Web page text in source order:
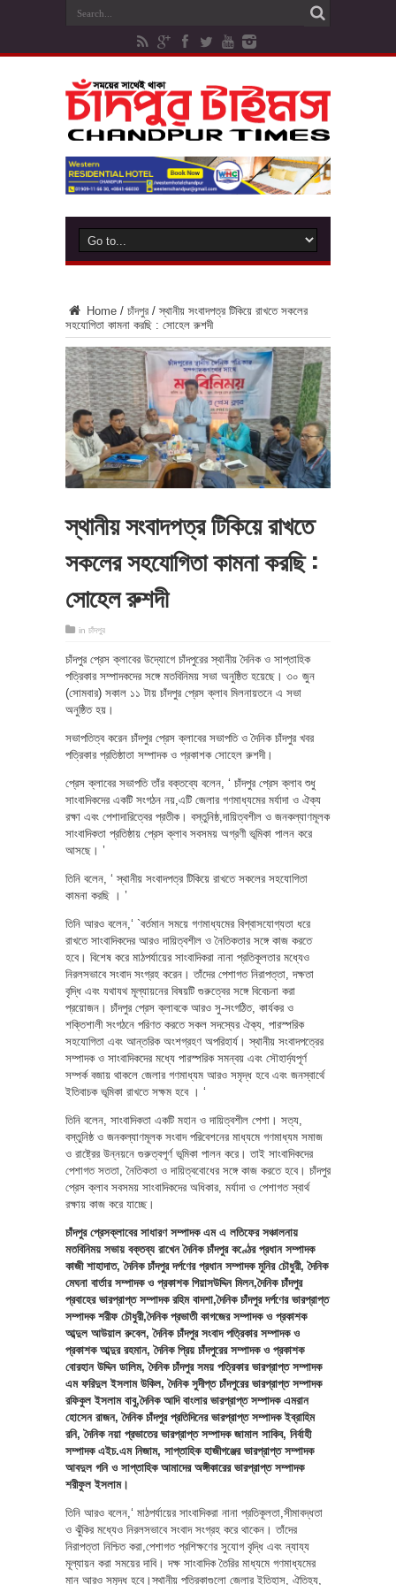
Home / চাঁদপুর / স্থানীয় সংবাদপত্র টিকিয়ে রাখতে সকলের
সহযোগিতা কামনা করছি : সোহেল রুশদী
স্থানীয় সংবাদপত্র টিকিয়ে রাখতে
সকলের সহযোগিতা কামনা করছি :
সোহেল রুশদী
in চাঁদপুর
চাঁদপুর প্রেস ক্লাবের উদ্যোগে চাঁদপুরের স্থানীয় দৈনিক ও সাপ্তাহিক
পত্রিকার সম্পাদকদের সঙ্গে মতবিনিময় সভা অনুষ্ঠিত হয়েছে। ৩০ জুন
(সোমবার) সকাল ১১ টায় চাঁদপুর প্রেস ক্লাব মিলনায়তনে এ সভা
অনুষ্ঠিত হয়।
সভাপতিত্ব করেন চাঁদপুর প্রেস ক্লাবের সভাপতি ও দৈনিক চাঁদপুর খবর
পত্রিকার প্রতিষ্ঠাতা সম্পাদক ও প্রকাশক সোহেল রুশদী।
প্রেস ক্লাবের সভাপতি তাঁর বক্তব্যে বলেন, ‘ চাঁদপুর প্রেস ক্লাব শুধু
সাংবাদিকদের একটি সংগঠন নয়,এটি জেলার গণমাধ্যমের মর্যাদা ও ঐক্য
রক্ষা এবং পেশাদারিত্বের প্রতীক। বস্তুনিষ্ঠ,দায়িত্বশীল ও জনকল্যাণমূলক
সাংবাদিকতা প্রতিষ্ঠায় প্রেস ক্লাব সবসময় অগ্রণী ভূমিকা পালন করে
আসছে। ’
তিনি বলেন, ‘ স্থানীয় সংবাদপত্র টিকিয়ে রাখতে সকলের সহযোগিতা
কামনা করছি । ’
তিনি আরও বলেন,‘ `বর্তমান সময়ে গণমাধ্যমের বিশ্বাসযোগ্যতা ধরে
রাখতে সাংবাদিকদের আরও দায়িত্বশীল ও নৈতিকতার সঙ্গে কাজ করতে
হবে। বিশেষ করে মাঠপর্যায়ের সাংবাদিকরা নানা প্রতিকূলতার মধ্যেও
নিরলসভাবে সংবাদ সংগ্রহ করেন। তাঁদের পেশাগত নিরাপত্তা, দক্ষতা
বৃদ্ধি এবং যথাযথ মূল্যায়নের বিষয়টি গুরুত্বের সঙ্গে বিবেচনা করা
প্রয়োজন। চাঁদপুর প্রেস ক্লাবকে আরও সু-সংগঠিত, কার্যকর ও
শক্তিশালী সংগঠনে পরিণত করতে সকল সদস্যের ঐক্য, পারস্পরিক
সহযোগিতা এবং আন্তরিক অংশগ্রহণ অপরিহার্য। স্থানীয় সংবাদপত্রের
সম্পাদক ও সাংবাদিকদের মধ্যে পারস্পরিক সমন্বয় এবং সৌহার্দ্যপূর্ণ
সম্পর্ক বজায় থাকলে জেলার গণমাধ্যম আরও সমৃদ্ধ হবে এবং জনস্বার্থে
ইতিবাচক ভূমিকা রাখতে সক্ষম হবে । ‘
তিনি বলেন, সাংবাদিকতা একটি মহান ও দায়িত্বশীল পেশা। সত্য,
বস্তুনিষ্ঠ ও জনকল্যাণমূলক সংবাদ পরিবেশনের মাধ্যমে গণমাধ্যম সমাজ
ও রাষ্ট্রের উন্নয়নে গুরুত্বপূর্ণ ভূমিকা পালন করে। তাই সাংবাদিকদের
পেশাগত সততা, নৈতিকতা ও দায়িত্ববোধের সঙ্গে কাজ করতে হবে। চাঁদপুর
প্রেস ক্লাব সবসময় সাংবাদিকদের অধিকার, মর্যাদা ও পেশাগত স্বার্থ
রক্ষায় কাজ করে যাচ্ছে।
চাঁদপুর প্রেসক্লাবের সাধারণ সম্পাদক এম এ লতিফের সঞ্চালনায়
মতবিনিময় সভায় বক্তব্য রাখেন দৈনিক চাঁদপুর কণ্ঠের প্রধান সম্পাদক
কাজী শাহাদাত, দৈনিক চাঁদপুর দর্পণের প্রধান সম্পাদক মুনির চৌধুরী, দৈনিক
মেঘনা বার্তার সম্পাদক ও প্রকাশক গিয়াসউদ্দিন মিলন,দৈনিক চাঁদপুর
প্রবাহের ভারপ্রাপ্ত সম্পাদক রহিম বাদশা,দৈনিক চাঁদপুর দর্পণের ভারপ্রাপ্ত
সম্পাদক শরীফ চৌধুরী,দৈনিক প্রভাতী কাগজের সম্পাদক ও প্রকাশক
আব্দুল আউয়াল রুবেল, দৈনিক চাঁদপুর সংবাদ পত্রিকার সম্পাদক ও
প্রকাশক আব্দুর রহমান, দৈনিক প্রিয় চাঁদপুরের সম্পাদক ও প্রকাশক
বোরহান উদ্দিন ডালিম, দৈনিক চাঁদপুর সময় পত্রিকার ভারপ্রাপ্ত সম্পাদক
এম ফরিদুল ইসলাম উকিল, দৈনিক সুদীপ্ত চাঁদপুরের ভারপ্রাপ্ত সম্পাদক
রফিকুল ইসলাম বাবু,দৈনিক আদি বাংলার ভারপ্রাপ্ত সম্পাদক এমরান
হোসেন রাজন, দৈনিক চাঁদপুর প্রতিদিনের ভারপ্রাপ্ত সম্পাদক ইব্রাহিম
রনি, দৈনিক নয়া প্রভাতের ভারপ্রাপ্ত সম্পাদক জামাল সাকিব, নির্বাহী
সম্পাদক এইচ.এম নিজাম, সাপ্তাহিক হাজীগঞ্জের ভারপ্রাপ্ত সম্পাদক
আবদুল গনি ও সাপ্তাহিক আমাদের অঙ্গীকারের ভারপ্রাপ্ত সম্পাদক
শরীফুল ইসলাম।
তিনি আরও বলেন,‘ মাঠপর্যায়ের সাংবাদিকরা নানা প্রতিকূলতা,সীমাবদ্ধতা
ও ঝুঁকির মধ্যেও নিরলসভাবে সংবাদ সংগ্রহ করে থাকেন। তাঁদের
নিরাপত্তা নিশ্চিত করা,পেশাগত প্রশিক্ষণের সুযোগ বৃদ্ধি এবং ন্যায্য
মূল্যায়ন করা সময়ের দাবি। দক্ষ সাংবাদিক তৈরির মাধ্যমে গণমাধ্যমের
মান আরও সমৃদ্ধ হবে।স্থানীয় পত্রিকাগুলো জেলার ইতিহাস, ঐতিহ্য,